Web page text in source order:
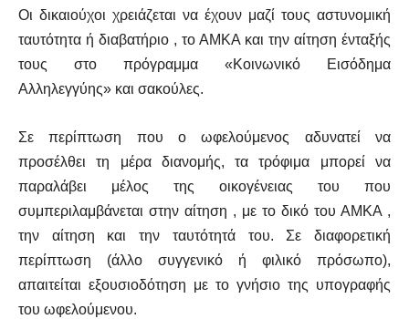
Οι δικαιούχοι χρειάζεται να έχουν μαζί τους αστυνομική
ταυτότητα ή διαβατήριο , το ΑΜΚΑ και την αίτηση ένταξής
τους στο πρόγραμμα «Κοινωνικό Εισόδημα
Αλληλεγγύης» και σακούλες.
Σε περίπτωση που ο ωφελούμενος αδυνατεί να
προσέλθει τη μέρα διανομής, τα τρόφιμα μπορεί να
παραλάβει μέλος της οικογένειας του που
συμπεριλαμβάνεται στην αίτηση , με το δικό του ΑΜΚΑ ,
την αίτηση και την ταυτότητά του. Σε διαφορετική
περίπτωση (άλλο συγγενικό ή φιλικό πρόσωπο),
απαιτείται εξουσιοδότηση με το γνήσιο της υπογραφής
του ωφελούμενου.